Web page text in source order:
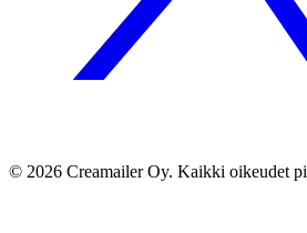
© 2026 Creamailer Oy. Kaikki oikeudet